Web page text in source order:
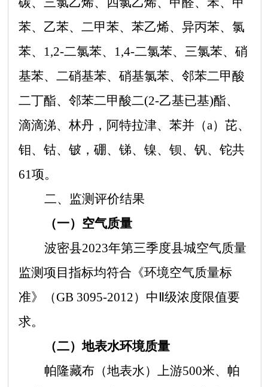
苯、乙苯、二甲苯、苯乙烯、异丙苯、氯
苯、1,2-二氯苯、1,4-二氯苯、三氯苯、硝
基苯、二硝基苯、硝基氯苯、邻苯二甲酸
二丁酯、邻苯二甲酸二(2-乙基已基)酯、
滴滴涕、林丹，阿特拉津、苯并（a）芘、
钼、钴、铍，硼、锑、镍、钡、钒、铊共
61项。
二、监测评价结果
（一）空气质量
波密县2023年第三季度县城空气质量
监测项目指标均符合《环境空气质量标
准》（GB 3095-2012）中Ⅱ级浓度限值要
求。
（二）地表水环境质量
帕隆藏布（地表水）上游500米、帕